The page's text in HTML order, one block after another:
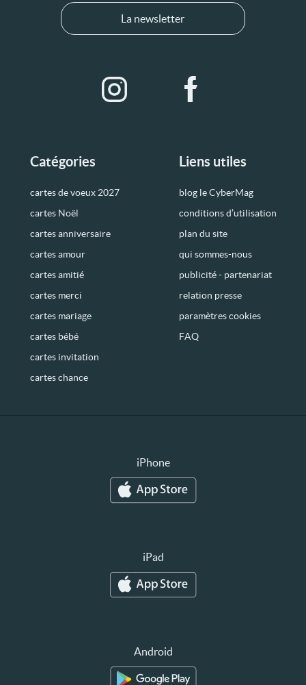
Catégories
cartes de voeux 2027
cartes Noël
cartes anniversaire
cartes amour
cartes amitié
cartes merci
cartes mariage
cartes bébé
cartes invitation
cartes chance
Liens utiles
blog le CyberMag
conditions d’utilisation
plan du site
qui sommes-nous
publicité - partenariat
relation presse
paramètres cookies
FAQ
La newsletter
iPhone
iPad
Android